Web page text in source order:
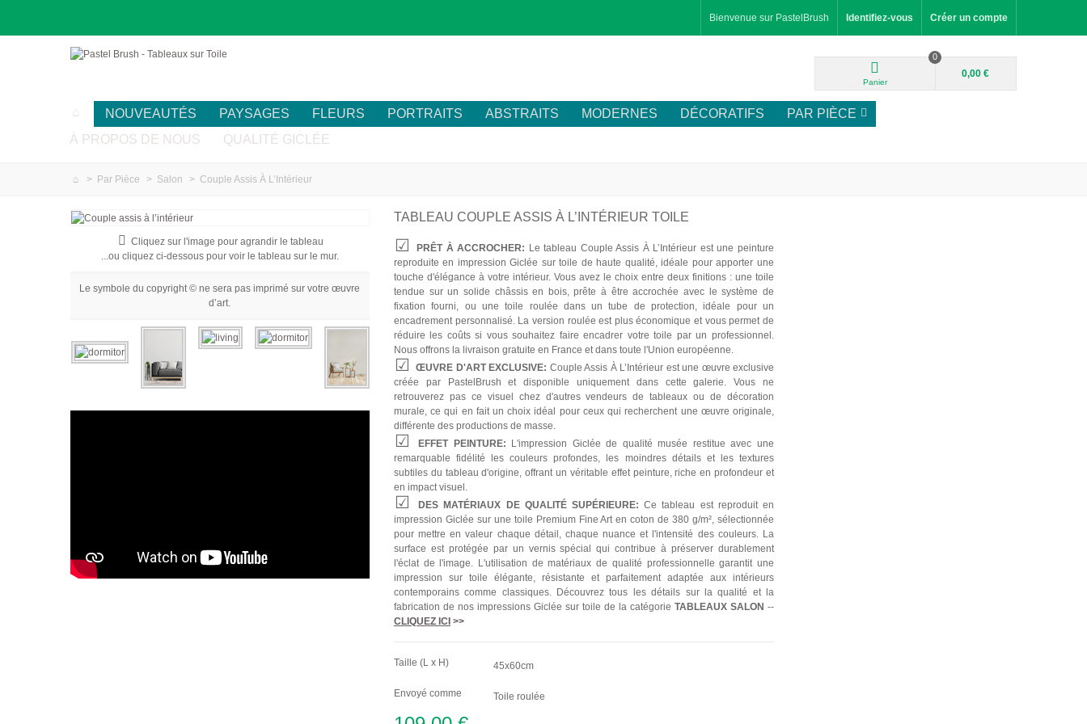
Bienvenue sur PastelBrush Identifiez-vous Créer un compte
Panier
0
0,00 €
NOUVEAUTÉS PAYSAGES FLEURS PORTRAITS ABSTRAITS MODERNES DÉCORATIFS
PAR PIÈCE
À PROPOS DE NOUS
QUALITÉ GICLÉE
> Par Pièce > Salon > Couple Assis À L’Intérieur
Cliquez sur l'image pour agrandir le tableau
...ou cliquez ci-dessous pour voir le tableau sur le mur.
Le symbole du copyright © ne sera pas imprimé sur votre œuvre
d’art.
TABLEAU COUPLE ASSIS À L’INTÉRIEUR TOILE
PRÊT À ACCROCHER: Le tableau Couple Assis À L’Intérieur est une peinture
reproduite en impression Giclée sur toile de haute qualité, idéale pour apporter une
touche d'élégance à votre intérieur. Vous avez le choix entre deux finitions : une toile
tendue sur un solide châssis en bois, prête à être accrochée avec le système de
fixation fourni, ou une toile roulée dans un tube de protection, idéale pour un
encadrement personnalisé. La version roulée est plus économique et vous permet de
réduire les coûts si vous souhaitez faire encadrer votre toile par un professionnel.
Nous offrons la livraison gratuite en France et dans toute l'Union européenne.
ŒUVRE D'ART EXCLUSIVE: Couple Assis À L’Intérieur est une œuvre exclusive
créée par PastelBrush et disponible uniquement dans cette galerie. Vous ne
retrouverez pas ce visuel chez d'autres vendeurs de tableaux ou de décoration
murale, ce qui en fait un choix idéal pour ceux qui recherchent une œuvre originale,
différente des productions de masse.
EFFET PEINTURE: L'impression Giclée de qualité musée restitue avec une
remarquable fidélité les couleurs profondes, les moindres détails et les textures
subtiles du tableau d'origine, offrant un véritable effet peinture, riche en profondeur et
en impact visuel.
DES MATÉRIAUX DE QUALITÉ SUPÉRIEURE: Ce tableau est reproduit en
impression Giclée sur une toile Premium Fine Art en coton de 380 g/m², sélectionnée
pour mettre en valeur chaque détail, chaque nuance et l'intensité des couleurs. La
surface est protégée par un vernis spécial qui contribue à préserver durablement
l'éclat de l'image. L'utilisation de matériaux de qualité professionnelle garantit une
impression sur toile élégante, résistante et parfaitement adaptée aux intérieurs
contemporains comme classiques. Découvrez tous les détails sur la qualité et la
fabrication de nos impressions Giclée sur toile de la catégorie TABLEAUX SALON --
CLIQUEZ ICI >>
Taille (L x H) 45x60cm
Envoyé comme Toile roulée